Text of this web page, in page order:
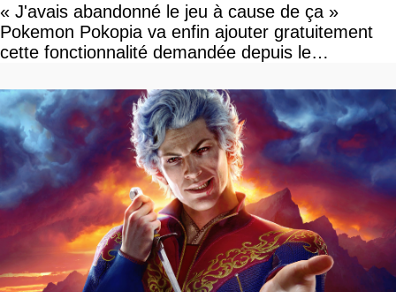
« J'avais abandonné le jeu à cause de ça »
Pokemon Pokopia va enfin ajouter gratuitement
cette fonctionnalité demandée depuis le